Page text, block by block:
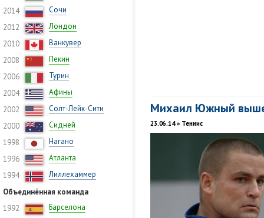
2014
Сочи
2012
Лондон
2010
Ванкувер
2008
Пекин
2006
Турин
2004
Афины
2002
Солт-Лейк-Сити
2000
Сидней
1998
Нагано
1996
Атланта
1994
Лиллехаммер
Объединённая команда
1992
Барселона
Михаил Южный
23.06.14 » Теннис